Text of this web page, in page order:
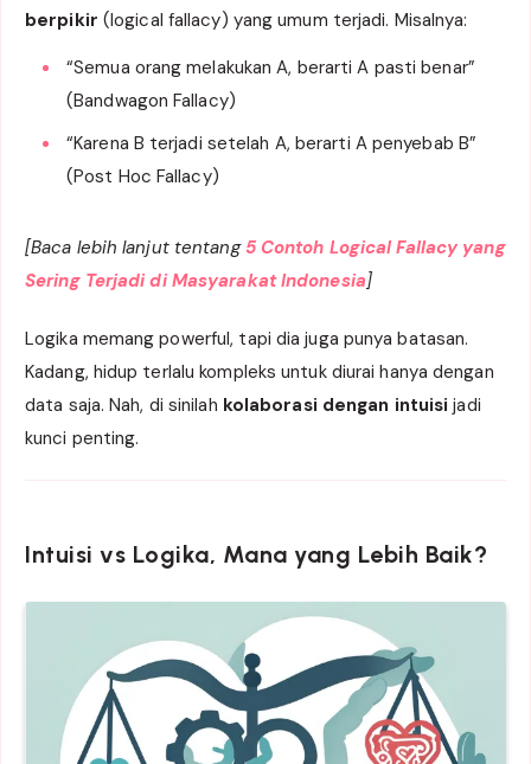
berpikir (logical fallacy) yang umum terjadi. Misalnya:
“Semua orang melakukan A, berarti A pasti benar”
(Bandwagon Fallacy)
“Karena B terjadi setelah A, berarti A penyebab B”
(Post Hoc Fallacy)
[Baca lebih lanjut tentang 5 Contoh Logical Fallacy yang
Sering Terjadi di Masyarakat Indonesia]
Logika memang powerful, tapi dia juga punya batasan.
Kadang, hidup terlalu kompleks untuk diurai hanya dengan
data saja. Nah, di sinilah kolaborasi dengan intuisi jadi
kunci penting.
Intuisi vs Logika, Mana yang Lebih Baik?